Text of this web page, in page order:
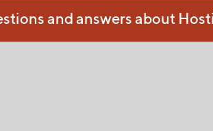
and answers about